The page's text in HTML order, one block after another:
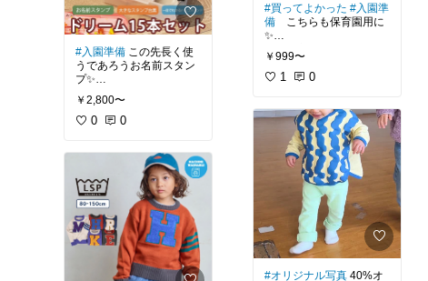
#入園準備 この先長く使
うであろうお名前スタン
プ✨
良く大助かり🙌無駄に押
したくなるw
￥2,800〜
0 0
#買ってよかった #入園準
備 こちらも保育園用に
✨
コスパ良し！生地もしっ
かりしてた😊
￥999〜
1 0
#オリジナル写真